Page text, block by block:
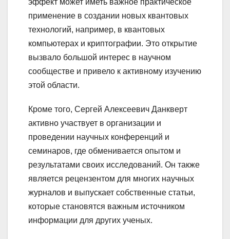
применение в создании новых квантовых
технологий, например, в квантовых
компьютерах и криптографии. Это открытие
вызвало большой интерес в научном
сообществе и привело к активному изучению
этой области.
Кроме того, Сергей Алексеевич Данкверт
активно участвует в организации и
проведении научных конференций и
семинаров, где обменивается опытом и
результатами своих исследований. Он также
является рецензентом для многих научных
журналов и выпускает собственные статьи,
которые становятся важным источником
информации для других ученых.